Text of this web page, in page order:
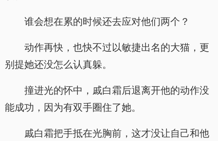
谁会想在累的时候还去应对他们两个？
动作再快，也快不过以敏捷出名的大猫，更
别提她还没怎么认真躲。
撞进光的怀中，戚白霜后退离开他的动作没
能成功，因为有双手圈住了她。
戚白霜把手抵在光胸前，这才没让自己和他